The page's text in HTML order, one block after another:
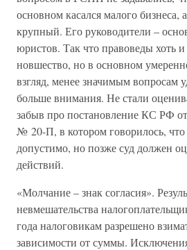
основном касался малого бизнеса,
крупный. Его руководители –
юристов. Так что правоведы хоть
новшество, но в основном
взгляд, менее значимым вопросам
больше внимания. Не стали
забыв про постановление КС РФ
№ 20-П, в котором говорилось, что
допустимо, но позже суд должен
действий.
«Молчание – знак согласия».
невмешательства
года налоговикам разрешено
зависимости от суммы.